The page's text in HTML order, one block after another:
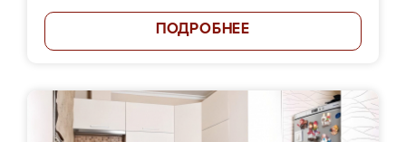
ПОДРОБНЕЕ